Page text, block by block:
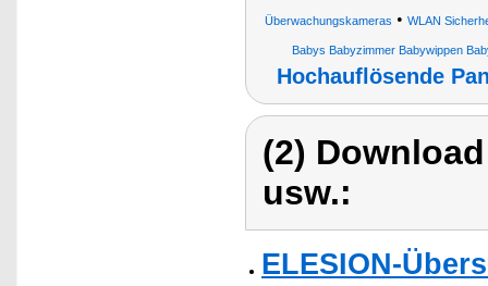
Überwachungskameras • WLAN
Babys Babyzimmer Babywippen
Hochauflösende
(2)
usw.:
ELESION-